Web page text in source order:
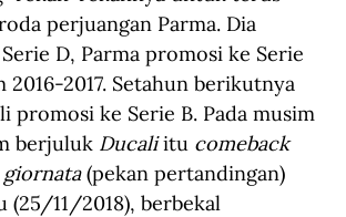
perjuangan Parma. Dia
D, Parma promosi ke Serie
2016-2017. Setahun berikutnya
promosi ke Serie B. Pada musim
berjuluk Ducali itu comeback
giornata (pekan pertandingan)
(25/11/2018), berbekal